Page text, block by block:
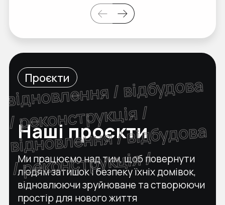
Проєкти
Наші проєкти
Ми працюємо над тим, щоб повернути
людям затишок і безпеку їхніх домівок,
відновлюючи зруйноване та створюючи
простір для нового життя
відновлення / відбудова
/ реконструкція /
відновлення / відбудова
/ реконструкція /